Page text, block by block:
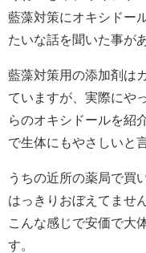
藍藻対策にオキシドー
たいな話を聞いた事が
藍藻対策用の添加剤は
ていますが、実際にや
らのオキシドールを紹
で生体にもやさしいと
うちの近所の薬局で買
はっきりおぼえてませ
こんな感じで安価で大
す。